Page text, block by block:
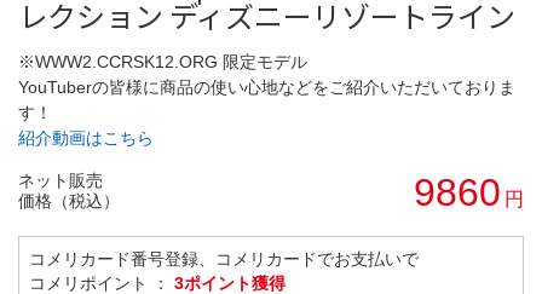
レクション ディズニーリゾートライン
※WWW2.CCRSK12.ORG 限定モデル
YouTuberの皆様に商品の使い心地などをご紹介いただいておりま
す！
紹介動画はこちら
ネット販売
価格（税込）
9860 円
コメリカード番号登録、コメリカードでお支払いで
コメリポイント ： 3ポイント獲得